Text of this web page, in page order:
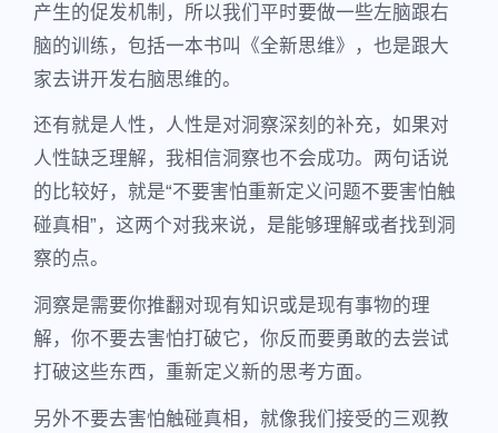
产生的促发机制，所以我们平时要做一些左脑跟右
脑的训练，包括一本书叫《全新思维》，也是跟大
家去讲开发右脑思维的。
还有就是人性，人性是对洞察深刻的补充，如果对
人性缺乏理解，我相信洞察也不会成功。两句话说
的比较好，就是“不要害怕重新定义问题不要害怕触
碰真相”，这两个对我来说，是能够理解或者找到洞
察的点。
洞察是需要你推翻对现有知识或是现有事物的理
解，你不要去害怕打破它，你反而要勇敢的去尝试
打破这些东西，重新定义新的思考方面。
另外不要去害怕触碰真相，就像我们接受的三观教